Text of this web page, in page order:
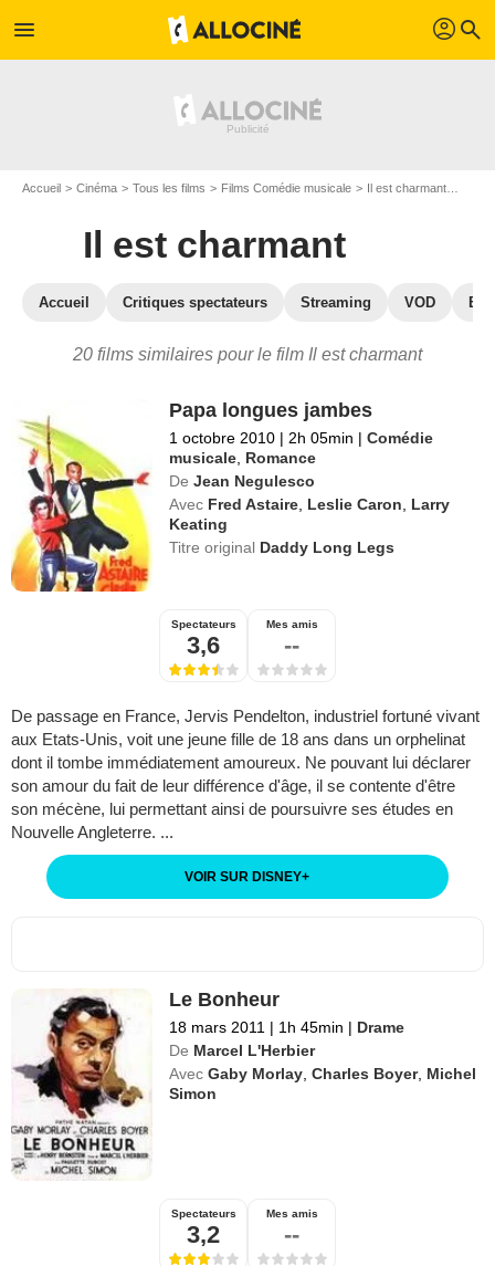
menu profil search
Accueil Cinéma Tous les films Films Comédie musicale Il est charmant
Il est charmant
Accueil Critiques spectateurs Streaming VOD
20 films similaires pour le film Il est charmant
Papa longues jambes
1 octobre 2010 | 2h 05min | Comédie
musicale Romance
De Jean Negulesco
Avec Fred Astaire Leslie Caron
Larry
Keating
Titre original Daddy Long Legs
Spectateurs
3,6
Mes amis
--
De passage en France, Jervis Pendelton, industriel fortuné vivant
aux Etats-Unis, voit une jeune fille de 18 ans dans un orphelinat
dont il tombe immédiatement amoureux. Ne pouvant lui déclarer
son amour du fait de leur différence d'âge, il se contente d'être
son mécène, lui permettant ainsi de poursuivre ses études en
Nouvelle Angleterre. ...
VOIR SUR DISNEY+
Le Bonheur
18 mars 2011 | 1h 45min | Drame
De Marcel L'Herbier
Avec Gaby Morlay ,Charles Boyer, Michel
Simon
Spectateurs
3,2
Mes amis
--